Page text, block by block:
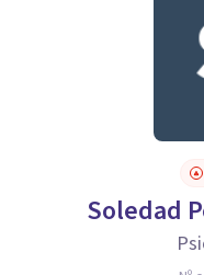
Soledad